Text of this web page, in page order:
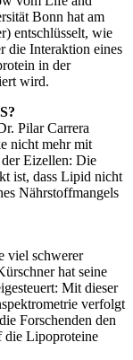
Bonn hat am
entschlüsselt, wie
die Interaktion eines
in der
wird.
Pilar Carrera
nicht mehr mit
Eizellen: Die
ist, dass Lipid nicht
Nährstoffmangels
viel schwerer
hat seine
Mit dieser
verfolgt
Forschenden den
die Lipoproteine